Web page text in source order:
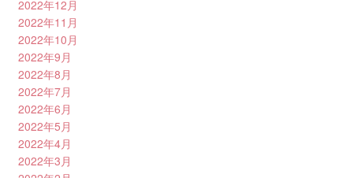
2022年12月
2022年11月
2022年10月
2022年9月
2022年8月
2022年7月
2022年6月
2022年5月
2022年4月
2022年3月